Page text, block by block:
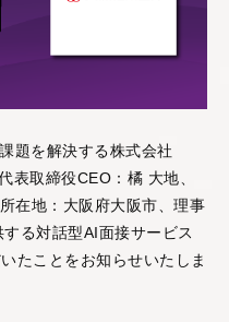
AI面談
"従業員の本音"をAIとの
題を解決する株式会社
表取締役CEO：橘 大地、
在地：大阪府大阪市、理事
る対話型AI面接サービス
たことをお知らせいたしま